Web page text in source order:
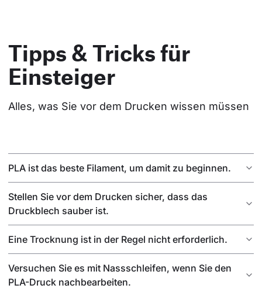
Tipps & Tricks für
Einsteiger
Alles, was Sie vor dem Drucken wissen müssen
PLA ist das beste Filament, um damit zu beginnen.
Stellen Sie vor dem Drucken sicher, dass das
Druckblech sauber ist.
Eine Trocknung ist in der Regel nicht erforderlich.
Versuchen Sie es mit Nassschleifen, wenn Sie den
PLA-Druck nachbearbeiten.